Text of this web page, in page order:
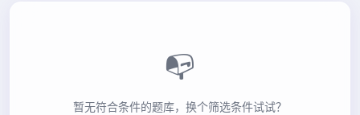
📭
暂无符合条件的题库，换个筛选条件试试？